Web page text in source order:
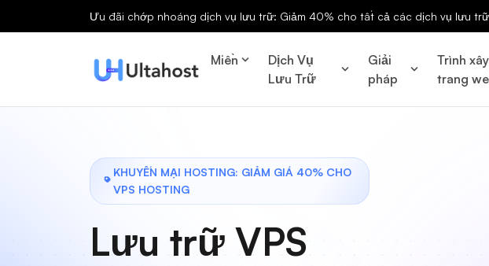
Ưu đãi chớp nhoáng dịch vụ lưu trữ: Giảm 40% cho tất cả các dịch vụ lưu
Miền
Dịch Vụ
Lưu Trữ
Giải
pháp
Trình
trang
KHUYẾN MẠI HOSTING: GIẢM GIÁ 40% CHO
VPS HOSTING
Lưu trữ VPS